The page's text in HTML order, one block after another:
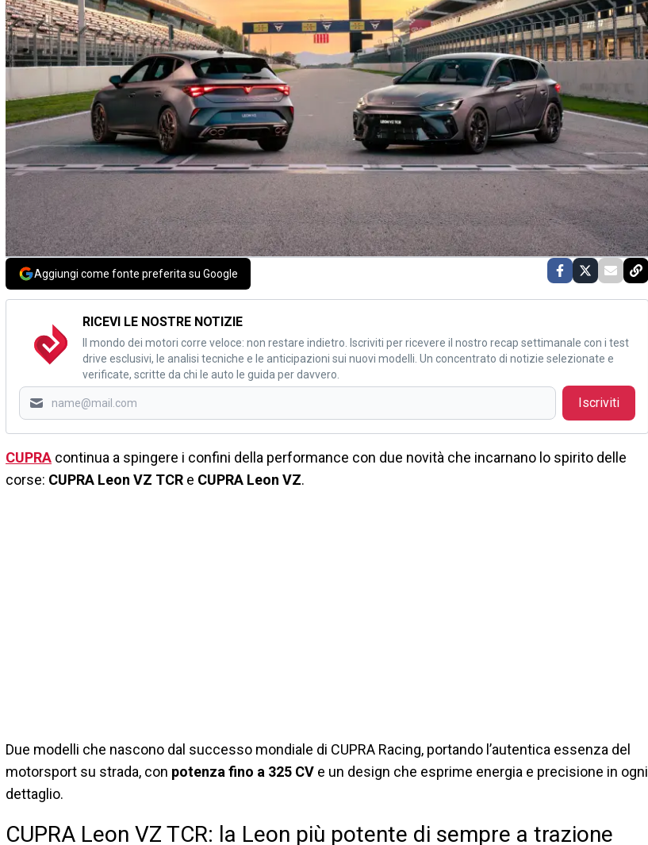
Aggiungi come fonte preferita su Google
RICEVI LE NOSTRE NOTIZIE
Il mondo dei motori corre veloce: non restare indietro. Iscriviti per ricevere il nostro recap settimanale con i test
drive esclusivi, le analisi tecniche e le anticipazioni sui nuovi modelli. Un concentrato di notizie selezionate e
verificate, scritte da chi le auto le guida per davvero.
Iscriviti
CUPRA continua a spingere i confini della performance con due novità che incarnano lo spirito delle
corse: CUPRA Leon VZ TCR e CUPRA Leon VZ.
Due modelli che nascono dal successo mondiale di CUPRA Racing, portando l’autentica essenza del
motorsport su strada, con potenza fino a 325 CV e un design che esprime energia e precisione in ogni
dettaglio.
CUPRA Leon VZ TCR: la Leon più potente di sempre a trazione